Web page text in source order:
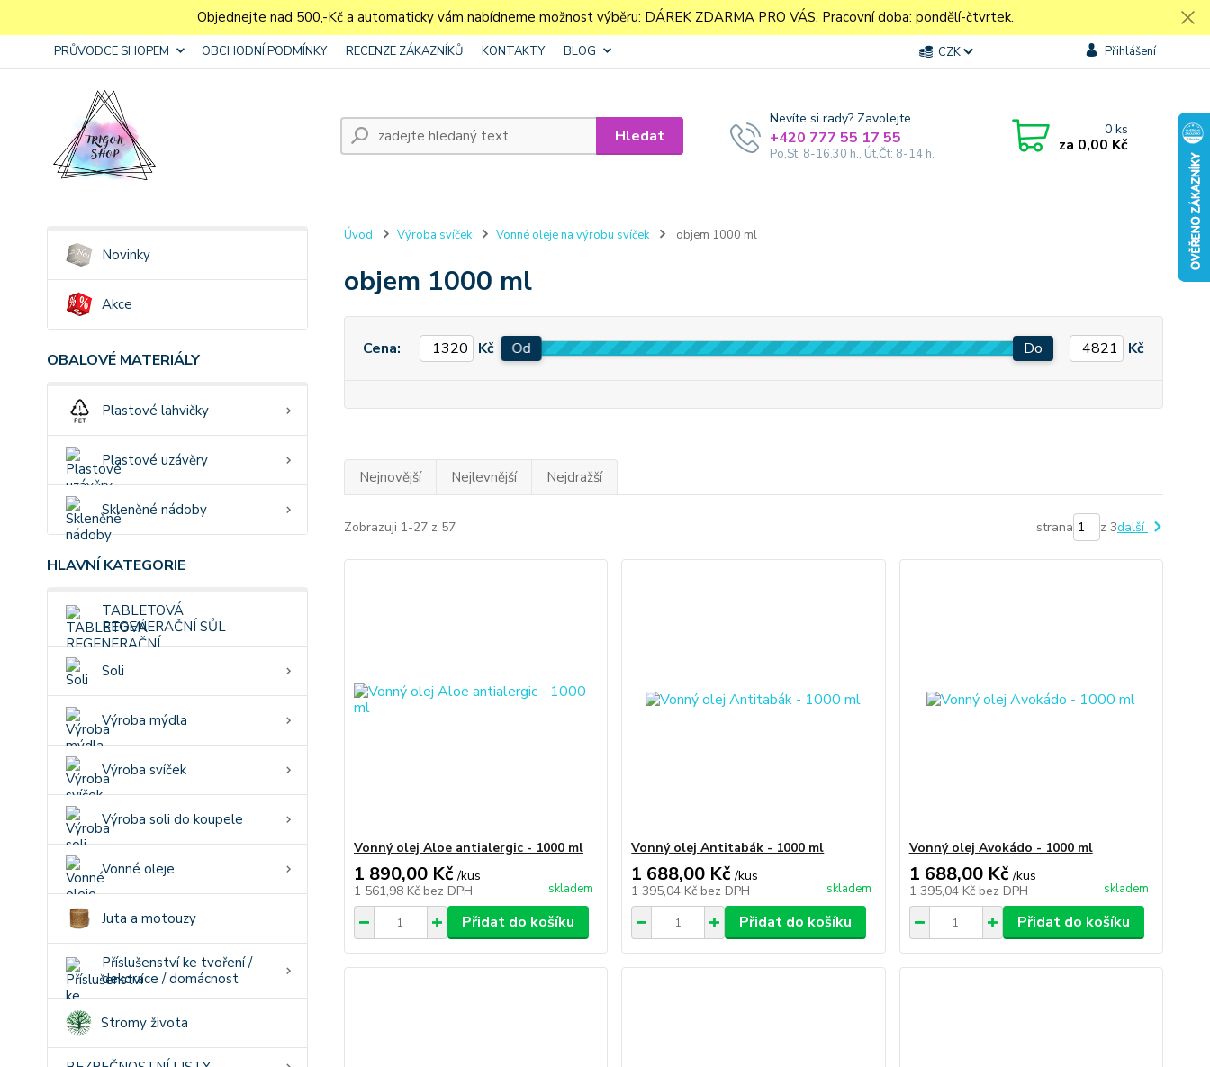
Objednejte nad 500,-Kč a automaticky vám nabídneme možnost výběru: DÁREK ZDARMA PRO VÁS. Pracovní doba: pondělí-čtvrtek.
PRŮVODCE SHOPEM OBCHODNÍ PODMÍNKY RECENZE ZÁKAZNÍKŮ KONTAKTY BLOG CZK Přihlášení
Hledat
Nevíte si rady? Zavolejte.
+420 777 55 17 55
Po,St: 8-16.30 h., Út,Čt: 8-14 h.
0ks
za 0,00 Kč
Novinky
Akce
OBALOVÉ MATERIÁLY
Plastové lahvičky
Plastové uzávěry
Skleněné nádoby
HLAVNÍ KATEGORIE
TABLETOVÁ
REGENERAČNÍ SŮL
Soli
Výroba mýdla
Výroba svíček
Výroba soli do koupele
Vonné oleje
Juta a motouzy
Příslušenství ke tvoření /
dekorace / domácnost
Stromy života
Úvod Výroba svíček Vonné oleje na výrobu svíček objem 1000 ml
objem 1000 ml
Cena: Kč Od Do Kč
Nejnovější Nejlevnější Nejdražší
Zobrazuji 1-27 z 57 strana z 3další
Vonný olej Aloe antialergic - 1000 ml
1 890,00 Kč /kus
1 561,98 Kč bez DPH skladem
Přidat do košíku
Vonný olej Antitabák - 1000 ml
1 688,00 Kč /kus
1 395,04 Kč bez DPH skladem
Přidat do košíku
Vonný olej Avokádo - 1000 ml
1 688,00 Kč /kus
1 395,04 Kč bez DPH skladem
Přidat do košíku